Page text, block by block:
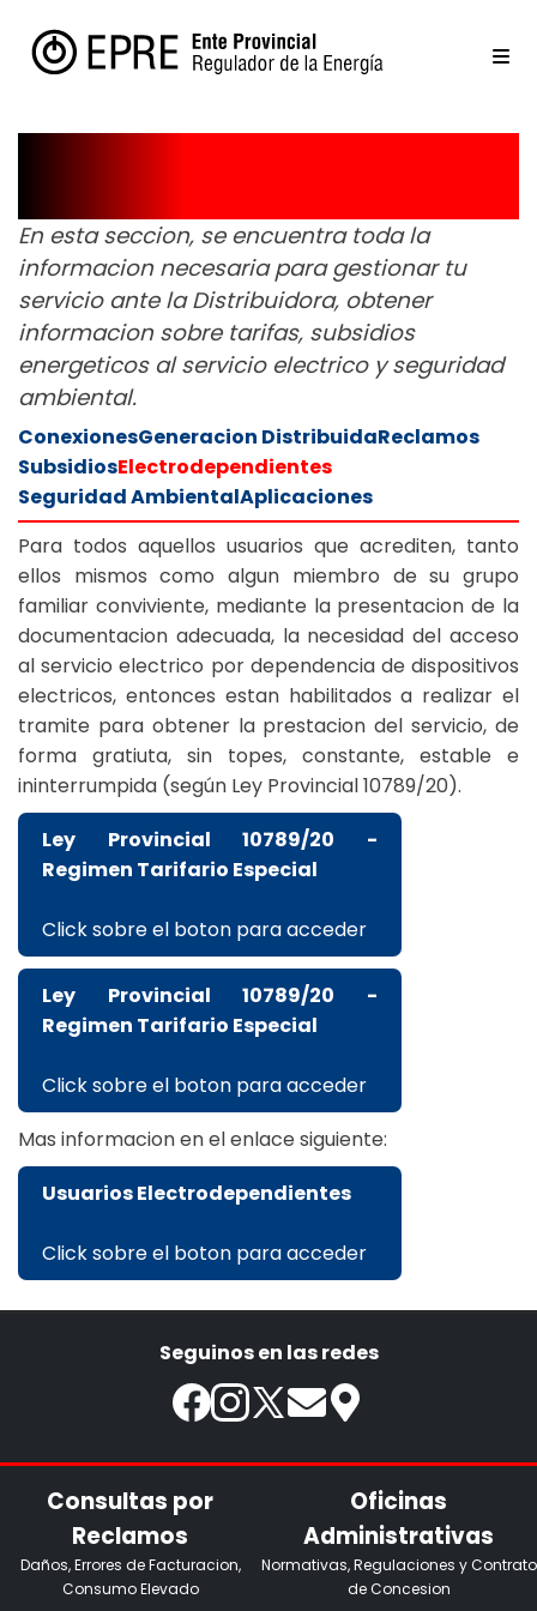
En esta seccion, se encuentra toda la
informacion necesaria para gestionar tu
servicio ante la Distribuidora, obtener
informacion sobre tarifas, subsidios
energeticos al servicio electrico y seguridad
ambiental.
ConexionesGeneracion DistribuidaReclamos
SubsidiosElectrodependientes
Seguridad AmbientalAplicaciones
Para todos aquellos usuarios que acrediten, tanto
ellos mismos como algun miembro de su grupo
familiar conviviente, mediante la presentacion de la
documentacion adecuada, la necesidad del acceso
al servicio electrico por dependencia de dispositivos
electricos, entonces estan habilitados a realizar el
tramite para obtener la prestacion del servicio, de
forma gratiuta, sin topes, constante, estable e
ininterrumpida (según Ley Provincial 10789/20).
Ley Provincial 10789/20 -
Regimen Tarifario Especial
Click sobre el boton para acceder
Ley Provincial 10789/20 -
Regimen Tarifario Especial
Click sobre el boton para acceder
Mas informacion en el enlace siguiente:
Usuarios Electrodependientes
Click sobre el boton para acceder
Seguinos en las redes
Consultas por
Reclamos
Daños, Errores de Facturacion,
Consumo Elevado
Oficinas
Administrativas
Normativas, Regulaciones y Contrato
de Concesion